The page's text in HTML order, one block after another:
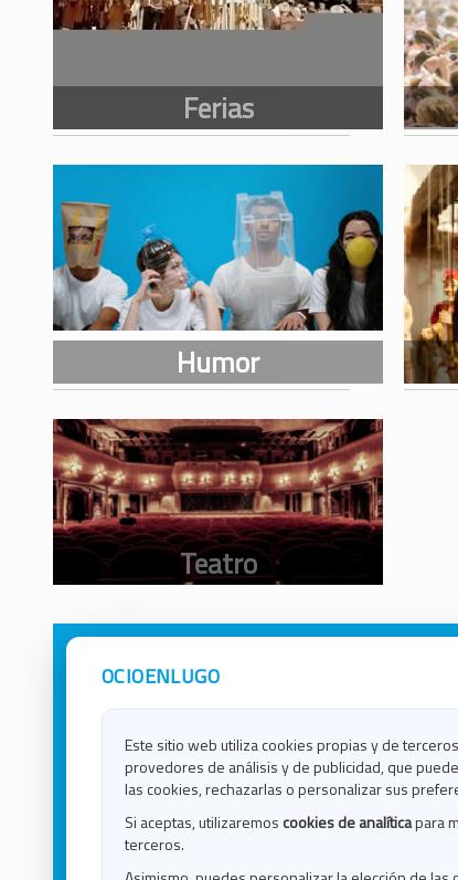
OCIOENLUGO
Este sitio web utiliza cookies propias y de
provedores de análisis y de publicidad, que
las cookies, rechazarlas o personalizar sus
Si aceptas, utilizaremos cookies de analíticapara
terceros.
Avisos Legales
Política de Cookies